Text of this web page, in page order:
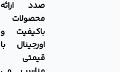
صدد ارائه
محصولات
باکیفیت و
اورجینال با
قیمتی